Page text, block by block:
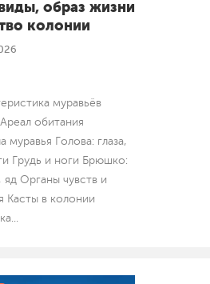
образ жизни
колонии
муравьёв
обитания
муравья Голова: глаза,
Грудь и ноги Брюшко:
Органы чувств и
Касты в колонии
...